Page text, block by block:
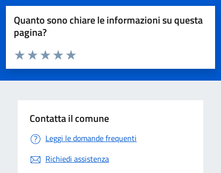
Quanto sono chiare le informazioni su questa
pagina?
Valuta da 1 a 5 stelle la pagina
Valuta 5 stelle su 5
Valuta 4 stelle su 5
Valuta 3 stelle su 5
Valuta 2 stelle su 5
Valuta 1 stelle su 5
Contatta il comune
Leggi le domande frequenti
Richiedi assistenza